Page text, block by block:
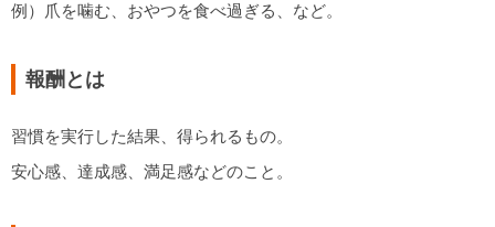
例）爪を噛む、おやつを食べ過ぎる、など。
報酬とは
習慣を実行した結果、得られるもの。
安心感、達成感、満足感などのこと。